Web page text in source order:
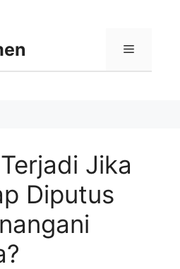
Menu
Jika
Diputus